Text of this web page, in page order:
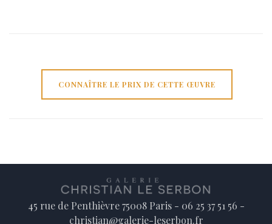
CONNAÎTRE LE PRIX DE CETTE ŒUVRE
45 rue de Penthièvre 75008 Paris - 06 25 37 51 56 -
christian@galerie-leserbon.fr